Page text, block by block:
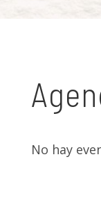
No hay